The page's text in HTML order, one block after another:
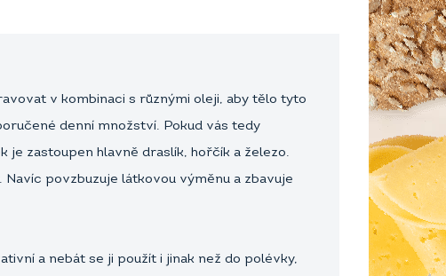
v kombinaci s různými oleji, aby tělo tyto
denní množství. Pokud vás tedy
zastoupen hlavně draslík, hořčík a železo.
povzbuzuje látkovou výměnu a zbavuje
a nebát se ji použít i jinak než do polévky,